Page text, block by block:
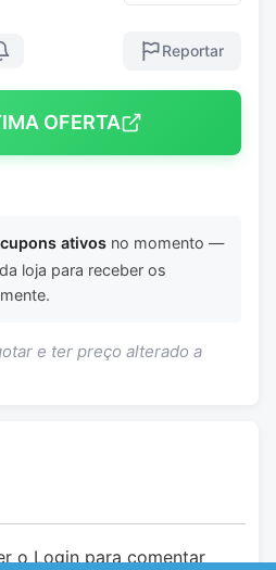
Reportar
OFERTA
ativos no momento —
da loja para receber os
e ter preço alterado a
o Login para comentar